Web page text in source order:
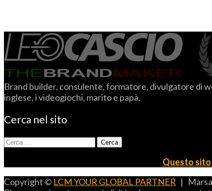
Brand builder, consulente, formatore, divulgatore di
inglese, i videogiochi, marito e papà.
Cerca nel sito
Ricerca
Questo sito
Copyright © LCM YOUR GLOBAL PARTNER |